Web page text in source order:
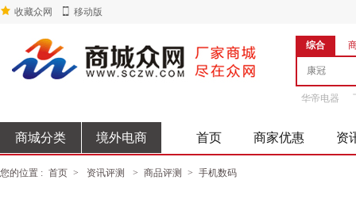
收藏众网 移动版
综合
华帝电器
商城分类 境外电商 首页 商家优惠 资
您的位置 : 首页 > 资讯评测 > 商品评测 > 手机数码